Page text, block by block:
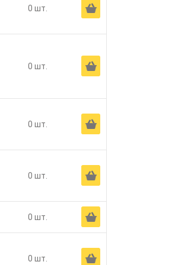
0 шт. Ä
0 шт. Ä
0 шт. Ä
0 шт. Ä
0 шт. Ä
0 шт. Ä